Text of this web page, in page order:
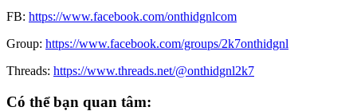
FB: https://www.facebook.com/onthidgnlcom
Group: https://www.facebook.com/groups/2k7onthidgnl
Threads: https://www.threads.net/@onthidgnl2k7
Có thể bạn quan tâm: